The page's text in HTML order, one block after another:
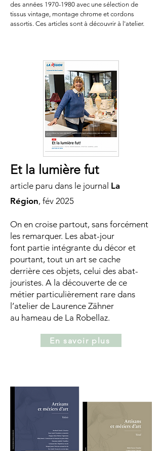
des années 1970-1980 avec une sélection de
tissus vintage, montage chrome et cordons
assortis. Ces articles sont à découvrir à l'atelier.
Et la lumière fut
article paru dans le journal La
Région, fév 2025
On en croise partout, sans forcément
les remarquer. Les abat-jour
font partie intégrante du décor et
pourtant, tout un art se cache
derrière ces objets, celui des abat-
jouristes. A la découverte de ce
métier particulièrement rare dans
l’atelier de Laurence Zähner
au hameau de La Robellaz.
En savoir plus